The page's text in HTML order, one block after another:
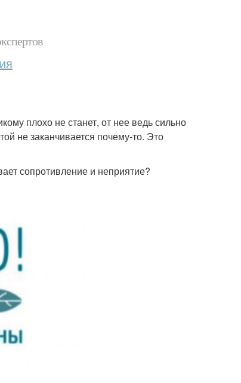
плохо не станет, от нее ведь сильно
не заканчивается почему-то. Это
сопротивление и неприятие?